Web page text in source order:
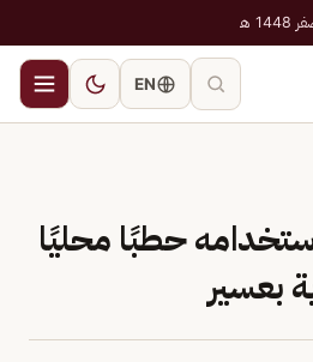
EN
حطبًا محليًا
بعسير